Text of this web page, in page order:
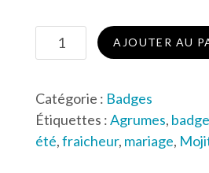
quantité
de
Frais
AJOUTER AU
Catégorie : Badges
Étiquettes :Agrumes, badge
été,fraicheur, mariage,